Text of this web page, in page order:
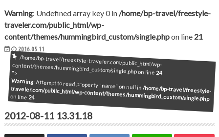
Warning: Undefined array key 0 in/home/bp-travel/freestyle-
traveler.com/public_html/wp-
content/themes/hummingbird_custom/single.phpon line 21
2016.05.11
/home/bp-travel/freestyle-traveler.com/public_html/wp-content/themes/hummingbird_custom/single.php on line24
">
Warning: Attempt to read property "name" on null in/home/bp-travel/freestyle-
traveler.com/public_html/wp-content/themes/hummingbird_custom/single.php
on line 24
2012-08-11 13.31.18